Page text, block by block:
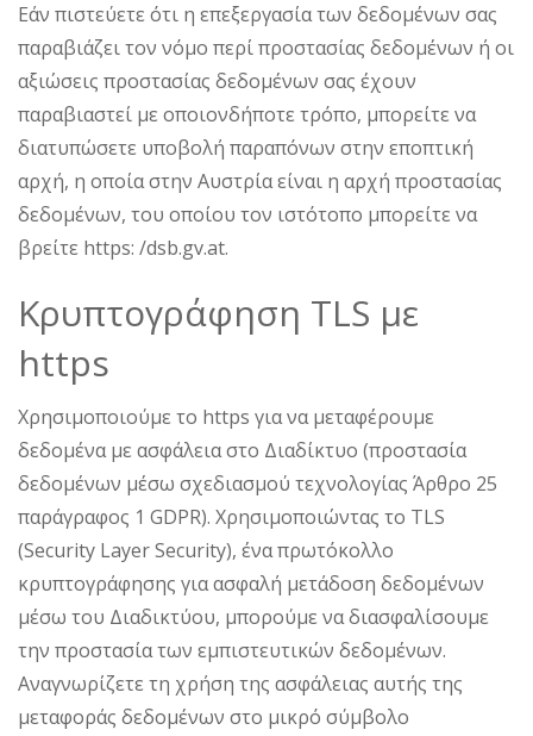
Εάν πιστεύετε ότι η επεξεργασία των δεδομένων σας
παραβιάζει τον νόμο περί προστασίας δεδομένων ή οι
αξιώσεις προστασίας δεδομένων σας έχουν
παραβιαστεί με οποιονδήποτε τρόπο, μπορείτε να
διατυπώσετε υποβολή παραπόνων στην εποπτική
αρχή, η οποία στην Αυστρία είναι η αρχή προστασίας
δεδομένων, του οποίου τον ιστότοπο μπορείτε να
βρείτε https: /dsb.gv.at.
Κρυπτογράφηση TLS με
https
Χρησιμοποιούμε το https για να μεταφέρουμε
δεδομένα με ασφάλεια στο Διαδίκτυο (προστασία
δεδομένων μέσω σχεδιασμού τεχνολογίας Άρθρο 25
παράγραφος 1 GDPR). Χρησιμοποιώντας το TLS
(Security Layer Security), ένα πρωτόκολλο
κρυπτογράφησης για ασφαλή μετάδοση δεδομένων
μέσω του Διαδικτύου, μπορούμε να διασφαλίσουμε
την προστασία των εμπιστευτικών δεδομένων.
Αναγνωρίζετε τη χρήση της ασφάλειας αυτής της
μεταφοράς δεδομένων στο μικρό σύμβολο